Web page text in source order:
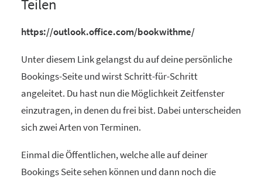
Teilen
https://outlook.office.com/bookwithme/
Unter diesem Link gelangst du auf deine persönliche
Bookings-Seite und wirst Schritt-für-Schritt
angeleitet. Du hast nun die Möglichkeit Zeitfenster
einzutragen, in denen du frei bist. Dabei unterscheiden
sich zwei Arten von Terminen.
Einmal die Öffentlichen, welche alle auf deiner
Bookings Seite sehen können und dann noch die